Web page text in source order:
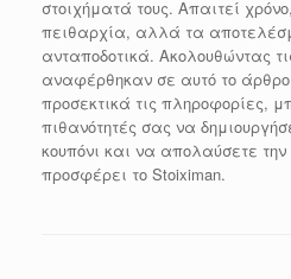
στοιχήματά τους. Απαιτεί
πειθαρχία, αλλά τα
ανταποδοτικά. Ακολουθώντας
αναφέρθηκαν σε αυτό το
προσεκτικά τις πληροφορίες,
πιθανότητές σας να
κουπόνι και να απολαύσετε
προσφέρει το Stoiximan.